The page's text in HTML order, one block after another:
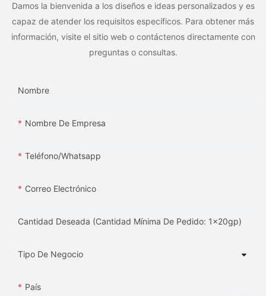
Damos la bienvenida a los diseños e ideas personalizados y es
capaz de atender los requisitos específicos. Para obtener más
información, visite el sitio web o contáctenos directamente con
preguntas o consultas.
Nombre
Nombre De Empresa
Teléfono/whatsapp
Correo Electrónico
Cantidad Deseada (Cantidad Mínima De Pedido: 1x20gp)
Tipo De Negocio
País